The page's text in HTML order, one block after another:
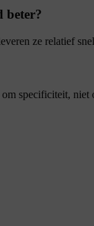
beter?
ze relatief
specificiteit, niet